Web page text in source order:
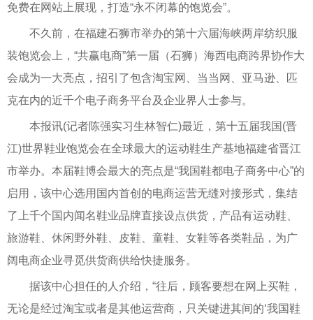
免费在网站上展现，打造“永不闭幕的饱览会”。
不久前，在福建石狮市举办的第十六届海峡两岸纺织服
装饱览会上，“共赢电商”第一届（石狮）海西电商跨界协作大
会成为一大亮点，招引了包含淘宝网、当当网、亚马逊、匹
克在内的近千个电子商务平台及企业界人士参与。
本报讯(记者陈强实习生林智仁)最近，第十五届我国(晋
江)世界鞋业饱览会在全球最大的运动鞋生产基地福建省晋江
市举办。本届鞋博会最大的亮点是“我国鞋都电子商务中心”的
启用，该中心选用国内首创的电商运营无缝对接形式，集结
了上千个国内闻名鞋业品牌直接设点供货，产品有运动鞋、
旅游鞋、休闲野外鞋、皮鞋、童鞋、女鞋等各类鞋品，为广
阔电商企业寻觅供货商供给快捷服务。
据该中心担任的人介绍，“往后，顾客要想在网上买鞋，
无论是经过淘宝或者是其他运营商，只关键进其间的‘我国鞋